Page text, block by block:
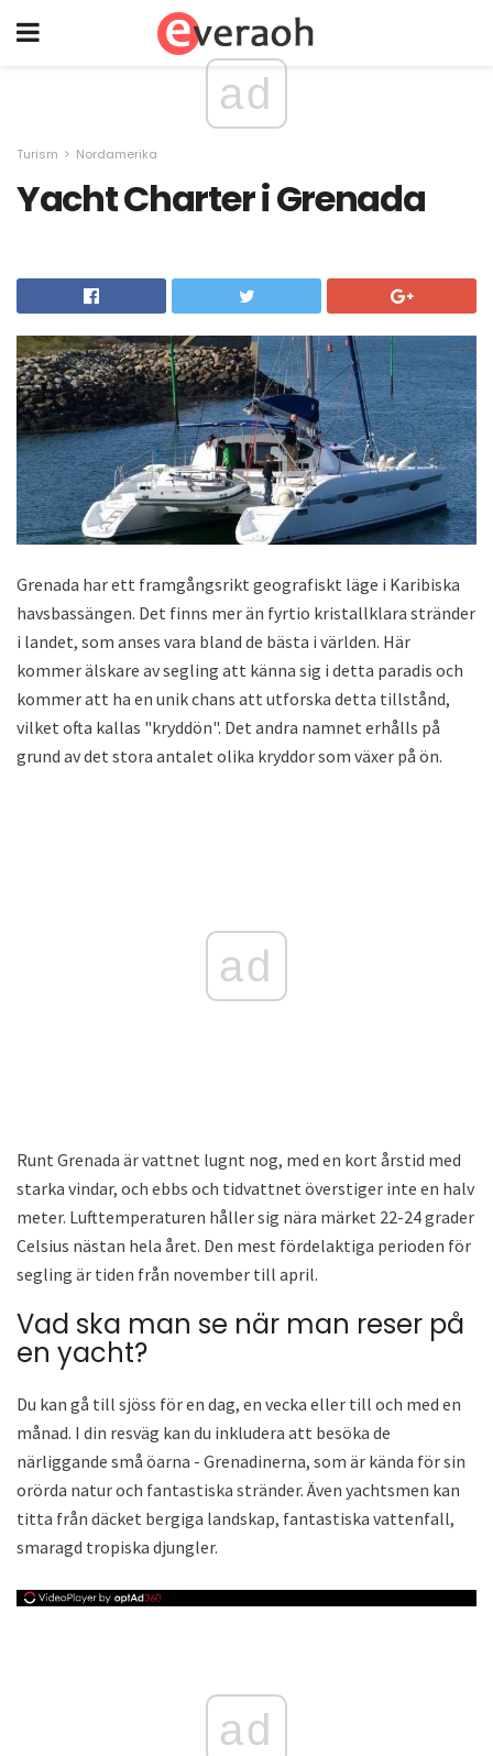
ad
Turism Nordamerika
Yacht Charter i Grenada
Grenada har ett framgångsrikt geografiskt läge i Karibiska
havsbassängen. Det finns mer än fyrtio kristallklara stränder
i landet, som anses vara bland de bästa i världen. Här
kommer älskare av segling att känna sig i detta paradis och
kommer att ha en unik chans att utforska detta tillstånd,
vilket ofta kallas "kryddön". Det andra namnet erhålls på
grund av det stora antalet olika kryddor som växer på ön.
ad
Runt Grenada är vattnet lugnt nog, med en kort årstid med
starka vindar, och ebbs och tidvattnet överstiger inte en halv
meter. Lufttemperaturen håller sig nära märket 22-24 grader
Celsius nästan hela året. Den mest fördelaktiga perioden för
segling är tiden från november till april.
Vad ska man se när man reser på
en yacht?
Du kan gå till sjöss för en dag, en vecka eller till och med en
månad. I din resväg kan du inkludera att besöka de
närliggande små öarna - Grenadinerna, som är kända för sin
orörda natur och fantastiska stränder. Även yachtsmen kan
titta från däcket bergiga landskap, fantastiska vattenfall,
smaragd tropiska djungler.
ad